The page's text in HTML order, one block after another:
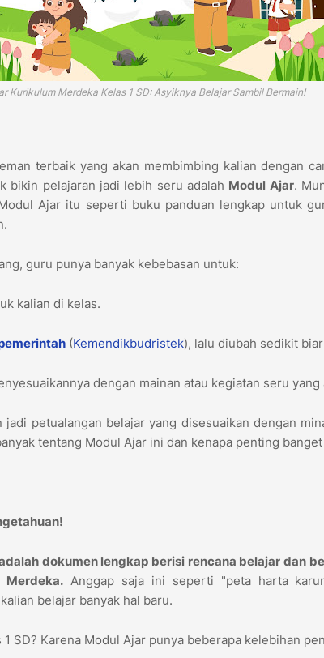
Kurikulum Merdeka Kelas 1 SD: Asyiknya Belajar Sambil Bermain!
terbaik yang akan membimbing kalian dengan
bikin pelajaran jadi lebih seru adalah Modul Ajar.
Ajar itu seperti buku panduan lengkap untuk
guru punya banyak kebebasan untuk:
kalian di kelas.
(Kemendikbudristek), lalu diubah sedikit
dengan mainan atau kegiatan seru
petualangan belajar yang disesuaikan dengan
tentang Modul Ajar ini dan kenapa penting
dokumen lengkap berisi rencana belajar dan
Merdeka. Anggap saja ini seperti "peta harta
belajar banyak hal baru.
SD? Karena Modul Ajar punya beberapa kelebihan